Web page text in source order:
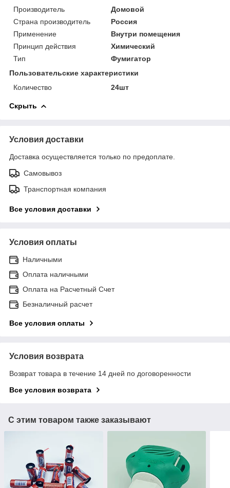
Производитель
Домовой
Страна производитель
Россия
Применение
Внутри помещения
Принцип действия
Химический
Тип
Фумигатор
Пользовательские характеристики
Количество
24шт
Скрыть
Условия доставки
Доставка осуществляется только по предоплате.
Самовывоз
Транспортная компания
Все условия доставки
Условия оплаты
Наличными
Оплата наличными
Оплата на Расчетный Счет
Безналичный расчет
Все условия оплаты
Условия возврата
Возврат товара в течение 14 дней по договоренности
Все условия возврата
С этим товаром также заказывают